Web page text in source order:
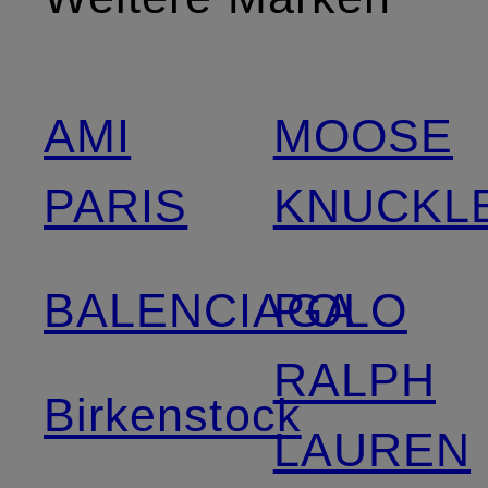
AMI
PARIS
BALENCIAGA
Birkenstock
MOOSE
POLO
RALPH
LAUREN